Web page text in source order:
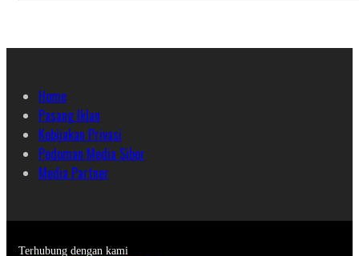
Home
Pasang Iklan
Kebijakan Privasi
Pedoman Media Siber
Media Partner
Terhubung dengan kami